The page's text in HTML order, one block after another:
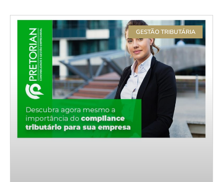
GESTÃO TRIBUTÁRIA